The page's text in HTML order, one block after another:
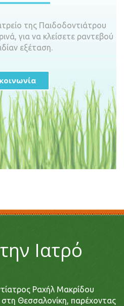
της Παιδοδοντιάτρου
για να κλείσετε ραντεβού
εξέταση.
Ιατρό
Ραχήλ Μακρίδου
στη Θεσσαλονίκη, παρέχοντας